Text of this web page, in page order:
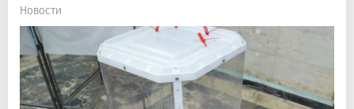
Новости